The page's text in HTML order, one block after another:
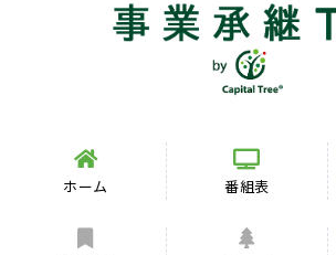
ホーム 番組表